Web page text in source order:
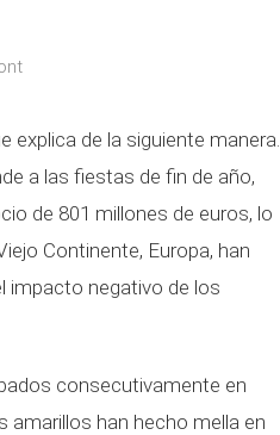
explica de la siguiente manera.
a las fiestas de fin de año,
de 801 millones de euros, lo
Continente, Europa, han
impacto negativo de los
consecutivamente en
amarillos han hecho mella en